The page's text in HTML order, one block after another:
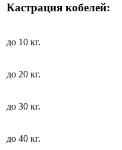
Кастрация кобелей:
до 10 кг.
до 20 кг.
до 30 кг.
до 40 кг.